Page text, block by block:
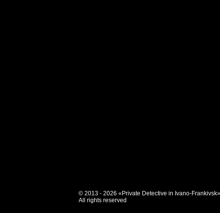
© 2013 - 2026 «Private Detective in Ivano-Frankivsk»
All rights reserved